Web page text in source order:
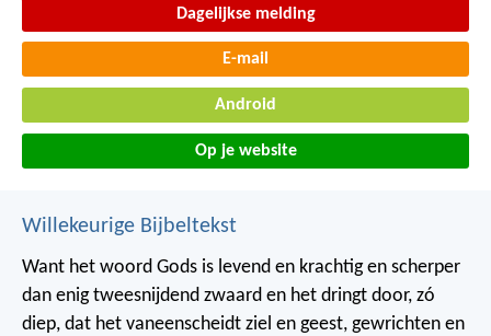
Dagelijkse melding
E-mail
Android
Op je website
Willekeurige Bijbeltekst
Want het woord Gods is levend en krachtig en scherper
dan enig tweesnijdend zwaard en het dringt door, zó
diep, dat het vaneenscheidt ziel en geest, gewrichten en